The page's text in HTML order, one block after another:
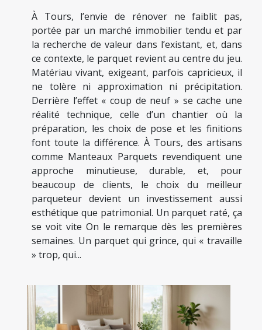
À Tours, l’envie de rénover ne faiblit pas,
portée par un marché immobilier tendu et par
la recherche de valeur dans l’existant, et, dans
ce contexte, le parquet revient au centre du jeu.
Matériau vivant, exigeant, parfois capricieux, il
ne tolère ni approximation ni précipitation.
Derrière l’effet « coup de neuf » se cache une
réalité technique, celle d’un chantier où la
préparation, les choix de pose et les finitions
font toute la différence. À Tours, des artisans
comme Manteaux Parquets revendiquent une
approche minutieuse, durable, et, pour
beaucoup de clients, le choix du meilleur
parqueteur devient un investissement aussi
esthétique que patrimonial. Un parquet raté, ça
se voit vite On le remarque dès les premières
semaines. Un parquet qui grince, qui « travaille
» trop, qui...